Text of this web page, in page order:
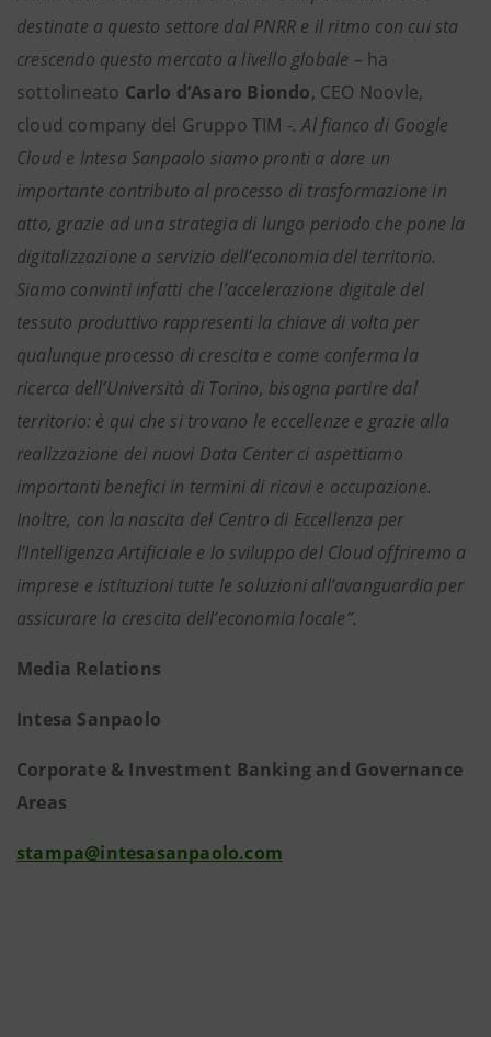
destinate a questo settore dal PNRR e il ritmo con cui sta
crescendo questo mercato a livello globale – ha
sottolineato Carlo d’Asaro Biondo, CEO Noovle,
cloud company del Gruppo TIM -. Al fianco di Google
Cloud e Intesa Sanpaolo siamo pronti a dare un
importante contributo al processo di trasformazione in
atto, grazie ad una strategia di lungo periodo che pone la
digitalizzazione a servizio dell’economia del territorio.
Siamo convinti infatti che l’accelerazione digitale del
tessuto produttivo rappresenti la chiave di volta per
qualunque processo di crescita e come conferma la
ricerca dell’Università di Torino, bisogna partire dal
territorio: è qui che si trovano le eccellenze e grazie alla
realizzazione dei nuovi Data Center ci aspettiamo
importanti benefici in termini di ricavi e occupazione.
Inoltre, con la nascita del Centro di Eccellenza per
l’Intelligenza Artificiale e lo sviluppo del Cloud offriremo a
imprese e istituzioni tutte le soluzioni all’avanguardia per
assicurare la crescita dell’economia locale”.
Media Relations
Intesa Sanpaolo
Corporate & Investment Banking and Governance
Areas
stampa@intesasanpaolo.com